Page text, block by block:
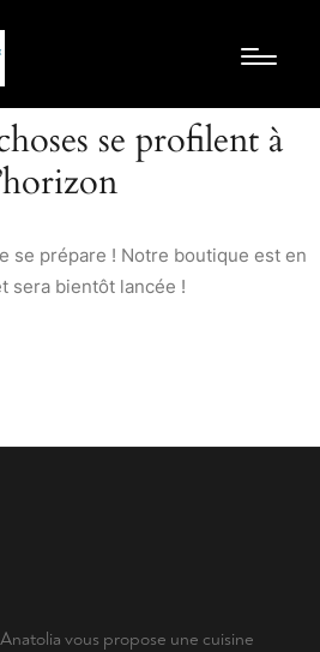
se profilent à
se prépare ! Notre boutique est en
sera bientôt lancée !
vous propose une cuisine